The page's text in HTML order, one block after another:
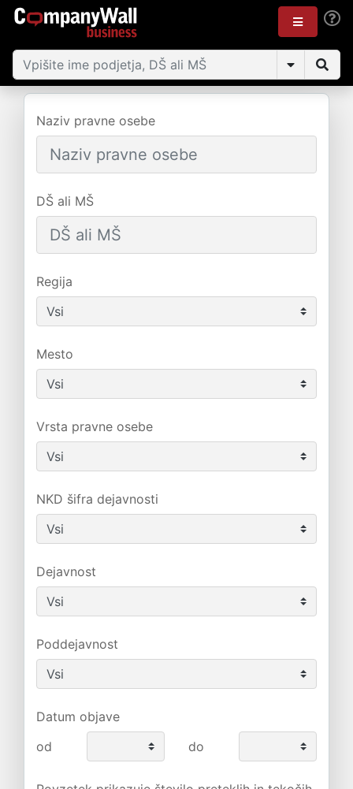
Naziv pravne osebe
DŠ ali MŠ
Regija
Mesto
Vrsta pravne osebe
NKD šifra dejavnosti
Dejavnost
Poddejavnost
Datum objave
od
do